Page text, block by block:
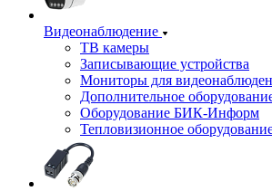
Видеонаблюдение
ТВ камеры
Записывающие устройства
Мониторы для
Дополнительное
Оборудование БИК-Информ
Тепловизионное